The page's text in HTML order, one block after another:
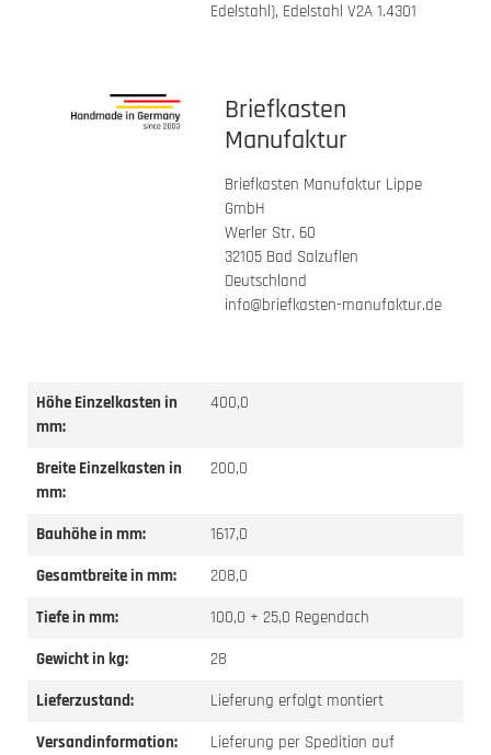
Edelstahl), Edelstahl V2A 1.4301
Briefkasten
Manufaktur
Briefkasten Manufaktur Lippe
GmbH
Werler Str. 60
32105 Bad Salzuflen
Deutschland
info@briefkasten-manufaktur.de
Höhe Einzelkasten in
mm:
400,0
Breite Einzelkasten in
mm:
200,0
Bauhöhe in mm:
1617,0
Gesamtbreite in mm:
208,0
Tiefe in mm:
100,0 + 25,0 Regendach
Gewicht in kg:
28
Lieferzustand:
Lieferung erfolgt montiert
Versandinformation:
Lieferung per Spedition auf